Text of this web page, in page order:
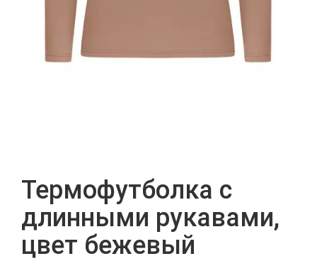
Термофутболка с
длинными рукавами,
цвет бежевый